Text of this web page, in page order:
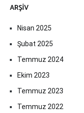
ARŞIV
Nisan 2025
Şubat 2025
Temmuz 2024
Ekim 2023
Temmuz 2023
Temmuz 2022